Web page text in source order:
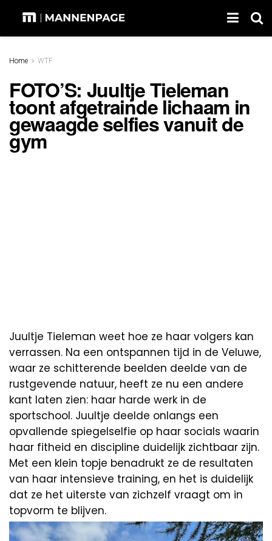
Home WTF
FOTO’S: Juultje Tieleman
toont afgetrainde lichaam in
gewaagde selfies vanuit de
gym
Juultje Tieleman weet hoe ze haar volgers kan
verrassen. Na een ontspannen tijd in de Veluwe,
waar ze schitterende beelden deelde van de
rustgevende natuur, heeft ze nu een andere
kant laten zien: haar harde werk in de
sportschool. Juultje deelde onlangs een
opvallende spiegelselfie op haar socials waarin
haar fitheid en discipline duidelijk zichtbaar zijn.
Met een klein topje benadrukt ze de resultaten
van haar intensieve training, en het is duidelijk
dat ze het uiterste van zichzelf vraagt om in
topvorm te blijven.